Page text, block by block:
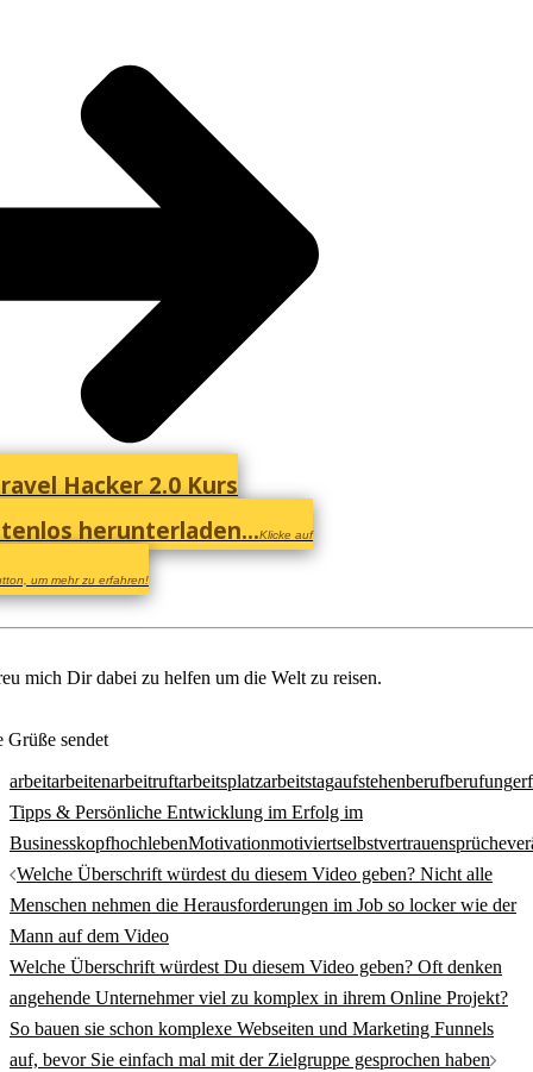
Hacker 2.0 Kurs
herunterladen...Klicke auf
um mehr zu erfahren!
mich Dir dabei zu helfen um die Welt zu reisen.
Grüße sendet
arbeitarbeitenarbeitruftarbeitsplatzarbeitstagaufstehenberufberufung
Tipps & Persönliche Entwicklung im Erfolg im
BusinesskopfhochlebenMotivationmotiviertselbstvertrauensprüche
Beitrags-
Navigation
Welche Überschrift würdest du diesem Video geben? Nicht alle
Menschen nehmen die Herausforderungen im Job so locker wie der
Mann auf dem Video
Welche Überschrift würdest Du diesem Video geben? Oft denken
angehende Unternehmer viel zu komplex in ihrem Online Projekt?
So bauen sie schon komplexe Webseiten und Marketing Funnels
auf, bevor Sie einfach mal mit der Zielgruppe gesprochen haben